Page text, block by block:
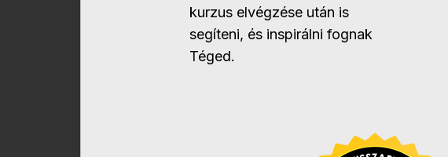
kurzus elvégzése után is
segíteni, és inspirálni fognak
Téged.